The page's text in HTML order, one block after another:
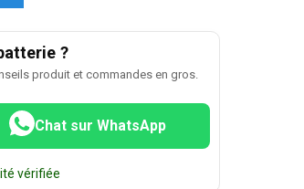
?
produit et commandes en gros.
Chat sur WhatsApp
vérifiée